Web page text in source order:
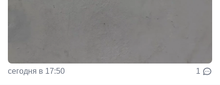
сегодня в 17:50 1